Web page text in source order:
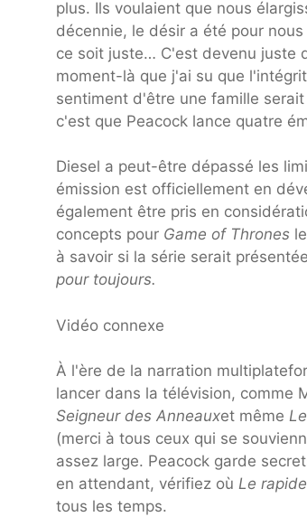
plus. Ils voulaient que nous
décennie, le désir a été pour
ce soit juste… C'est devenu juste
moment-là que j'ai su que
sentiment d'être une famille
c'est que Peacock lance quatre
Diesel a peut-être dépassé les
émission est officiellement en
également être pris en
concepts pour Game of Thrones
à savoir si la série serait
pour toujours.
Vidéo connexe
À l'ère de la narration
lancer dans la télévision, comme
Seigneur des Anneauxet même
(merci à tous ceux qui se
assez large. Peacock garde
en attendant, vérifiez où Le
tous les temps.